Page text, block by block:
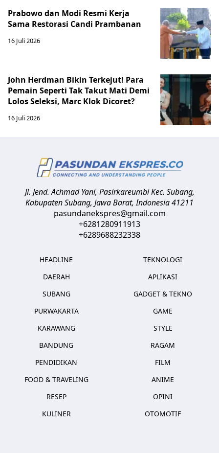
Prabowo dan Modi Resmi Kerja
Sama Restorasi Candi Prambanan
16 Juli 2026
John Herdman Bikin Terkejut! Para
Pemain Seperti Tak Takut Mati Demi
Lolos Seleksi, Marc Klok Dicoret?
16 Juli 2026
Jl. Jend. Achmad Yani, Pasirkareumbi Kec. Subang,
Kabupaten Subang, Jawa Barat,Indonesia41211
pasundanekspres@gmail.com
+6281280911913
+6289688232338
HEADLINE
DAERAH
SUBANG
PURWAKARTA
KARAWANG
BANDUNG
PENDIDIKAN
FOOD & TRAVELING
RESEP
KULINER
TEKNOLOGI
APLIKASI
GADGET & TEKNO
GAME
STYLE
RAGAM
FILM
ANIME
OPINI
OTOMOTIF